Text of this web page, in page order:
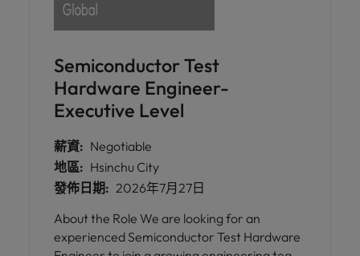
Semiconductor Test
Hardware Engineer-
Executive Level
薪資: Negotiable
地區: Hsinchu City
發佈日期: 2026年7月27日
About the Role We are looking for an
experienced Semiconductor Test Hardware